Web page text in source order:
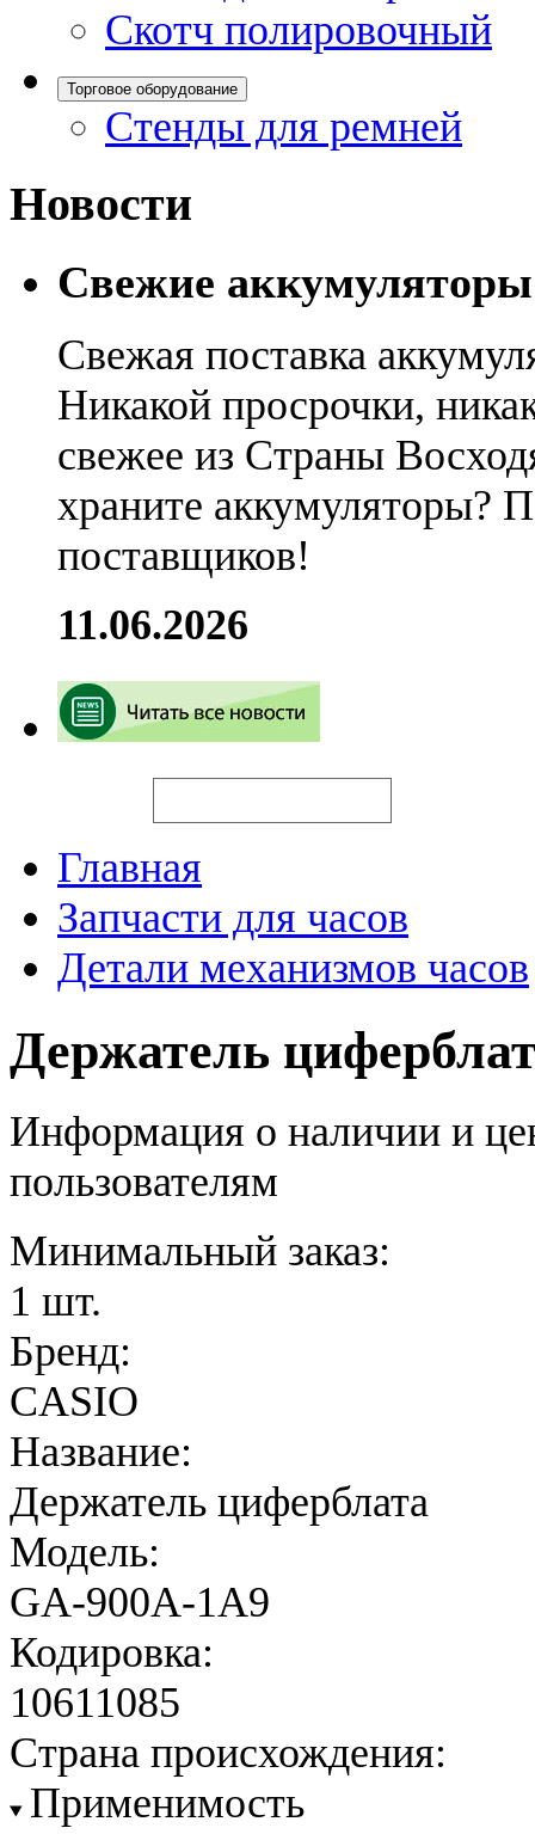
Скотч полировочный
Торговое оборудование
Стенды для ремней
Новости
Свежие
Свежая поставка
Никакой просрочки,
свежее из Страны
храните аккумуляторы?
поставщиков!
11.06.2026
Главная
Запчасти для часов
Детали механизмов часов
Держатель
Информация о наличии и
пользователям
Минимальный заказ:
1 шт.
Бренд:
CASIO
Название:
Держатель циферблата
Модель:
GA-900A-1A9
Кодировка:
10611085
Страна происхождения:
Применимость